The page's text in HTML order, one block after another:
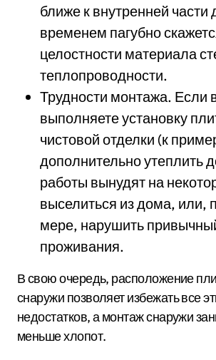
ближе к внутренней части
временем пагубно
целостности материала
теплопроводности.
Трудности монтажа. Если
выполняете установку
чистовой отделки (к
дополнительно утеплить
работы вынудят на
выселиться из дома, или,
мере, нарушить
проживания.
В свою очередь, расположение
снаружи позволяет избежать все
недостатков, а монтаж снаружи
меньше хлопот.